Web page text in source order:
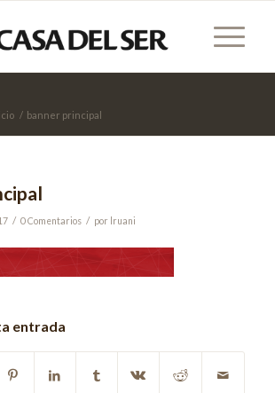
/ banner principal
/ 0 Comentarios / por lruani
entrada